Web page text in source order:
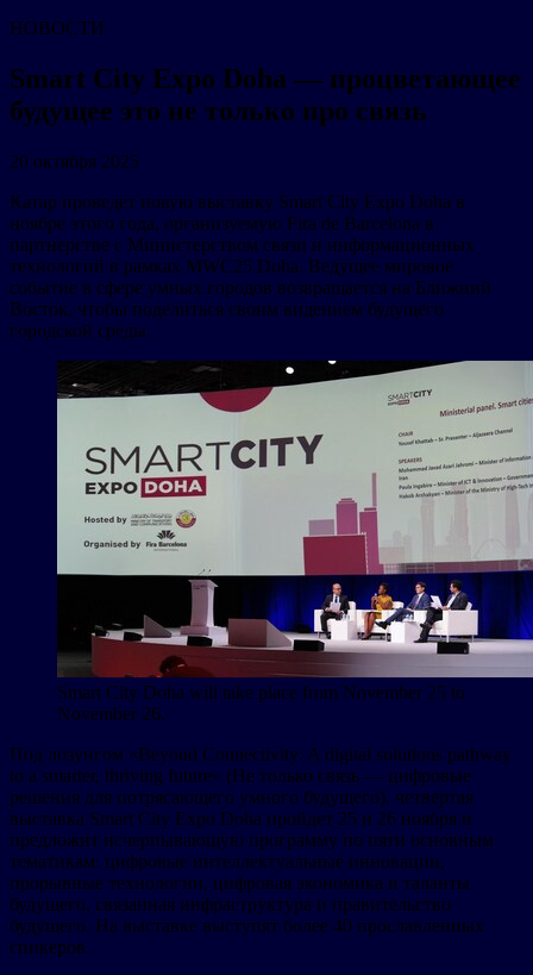
НОВОСТИ
Smart City Expo Doha — процветающее
будущее это не только про связь
20 октября 2025
Катар проведет новую выставку Smart City Expo Doha в
ноябре этого года, организуемую Fira de Barcelona в
партнерстве с Министерством связи и информационных
технологий в рамках MWC25 Doha. Ведущее мировое
событие в сфере умных городов возвращается на Ближний
Восток, чтобы поделиться своим видением будущего
городской среды.
Smart City Doha will take place from November 25 to
November 26.
Под лозунгом «Beyond Connectivity: A digital solutions pathway
to a smarter, thriving future» (Не только связь — цифровые
решения для потрясающего умного будущего), четвертая
выставка Smart City Expo Doha пройдет 25 и 26 ноября и
предложит исчерпывающую программу по пяти основным
тематикам: цифровые интеллектуальные инновации,
прорывные технологии, цифровая экономика и таланты
будущего, связанная инфраструктура и правительство
будущего. На выставке выступят более 40 прославленных
спикеров.